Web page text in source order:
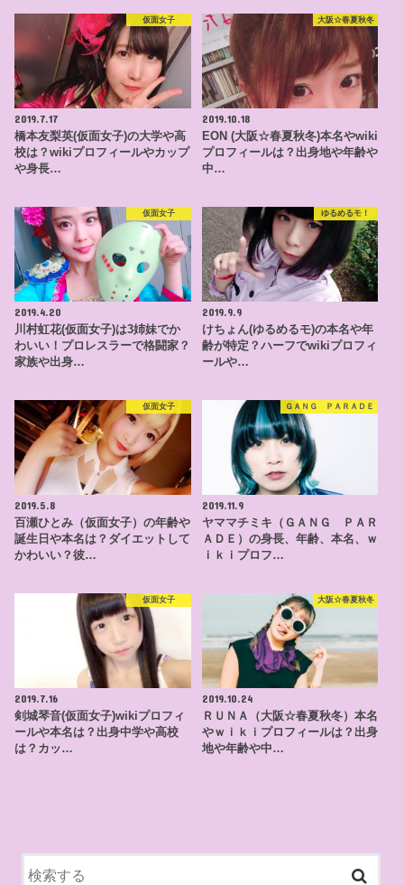
仮面女子
2019.7.17
橋本友梨英(仮面女子)の大学や高
校は？wikiプロフィールやカップ
や身長…
大阪☆春夏秋冬
2019.10.18
EON (大阪☆春夏秋冬)本名やwiki
プロフィールは？出身地や年齢や
中…
仮面女子
2019.4.20
川村虹花(仮面女子)は3姉妹でか
わいい！プロレスラーで格闘家？
家族や出身…
ゆるめるモ！
2019.9.9
けちょん(ゆるめるモ)の本名や年
齢が特定？ハーフでwikiプロフィ
ールや…
仮面女子
2019.5.8
百瀬ひとみ（仮面女子）の年齢や
誕生日や本名は？ダイエットして
かわいい？彼…
ＧＡＮＧ ＰＡＲＡＤＥ
2019.11.9
ヤママチミキ（ＧＡＮＧ ＰＡＲ
ＡＤＥ）の身長、年齢、本名、ｗ
ｉｋｉプロフ…
仮面女子
2019.7.16
剣城琴音(仮面女子)wikiプロフィ
ールや本名は？出身中学や高校
は？カッ…
大阪☆春夏秋冬
2019.10.24
ＲＵＮＡ（大阪☆春夏秋冬）本名
やｗｉｋｉプロフィールは？出身
地や年齢や中…